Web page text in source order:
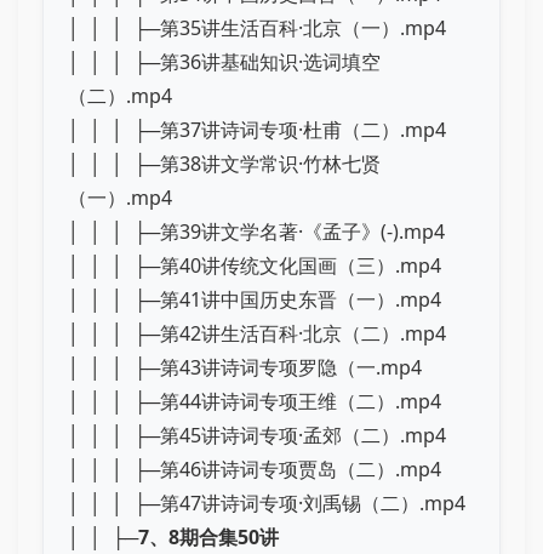
│ │ │ ├─第35讲生活百科·北京（一）.mp4
│ │ │ ├─第36讲基础知识·选词填空
（二）.mp4
│ │ │ ├─第37讲诗词专项·杜甫（二）.mp4
│ │ │ ├─第38讲文学常识·竹林七贤
（一）.mp4
│ │ │ ├─第39讲文学名著·《孟子》(-).mp4
│ │ │ ├─第40讲传统文化国画（三）.mp4
│ │ │ ├─第41讲中国历史东晋（一）.mp4
│ │ │ ├─第42讲生活百科·北京（二）.mp4
│ │ │ ├─第43讲诗词专项罗隐（一.mp4
│ │ │ ├─第44讲诗词专项王维（二）.mp4
│ │ │ ├─第45讲诗词专项·孟郊（二）.mp4
│ │ │ ├─第46讲诗词专项贾岛（二）.mp4
│ │ │ ├─第47讲诗词专项·刘禹锡（二）.mp4
│ │ ├─7、8期合集50讲